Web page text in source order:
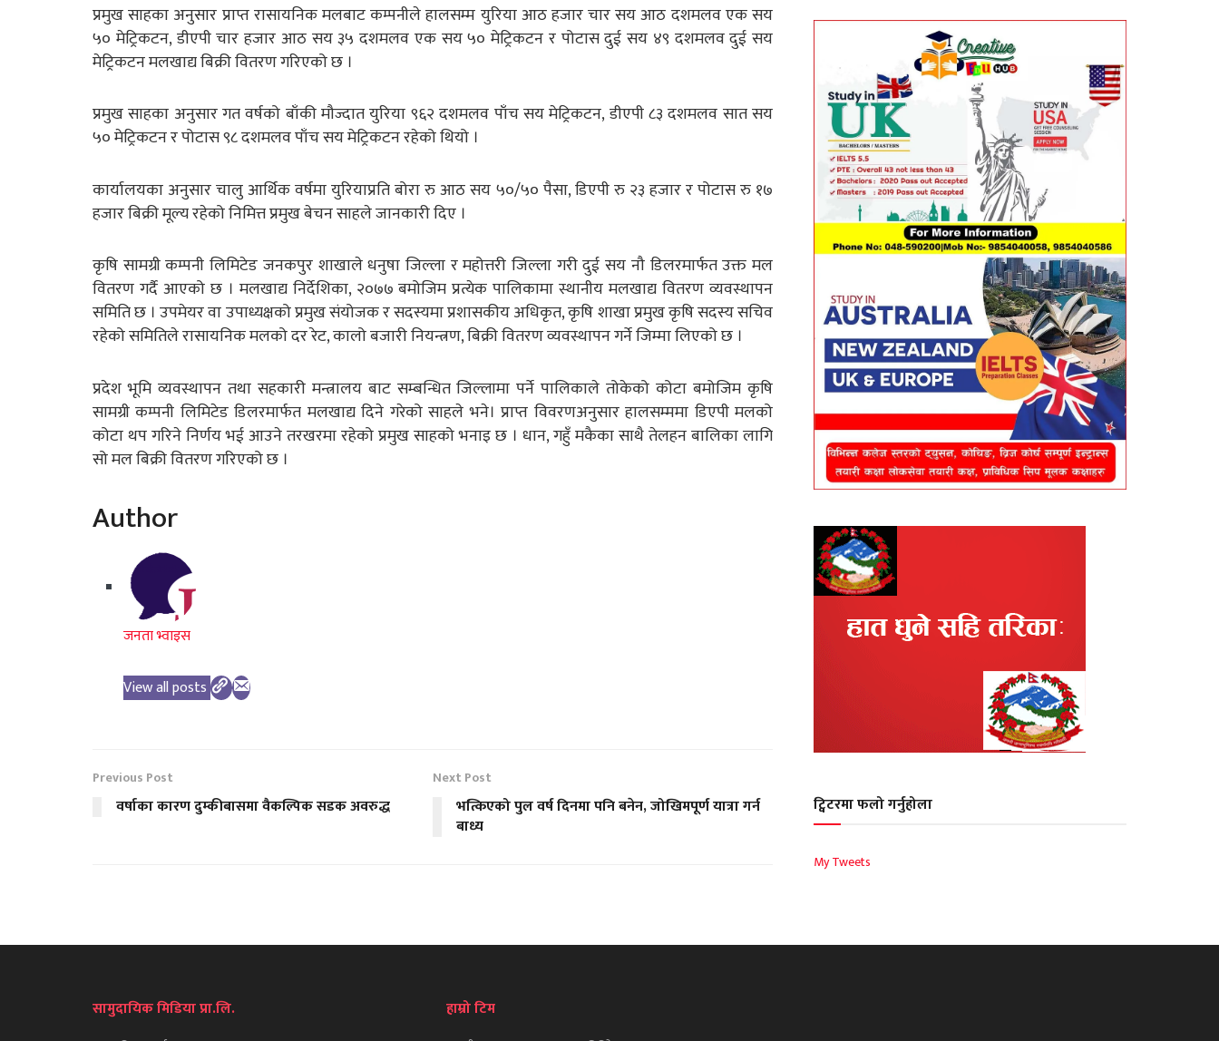
प्रमुख साहका अनुसार प्राप्त रासायनिक मलबाट कम्पनीले हालसम्म युरिया आठ हजार चार सय आठ दशमलव एक सय
५० मेट्रिकटन, डीएपी चार हजार आठ सय ३५ दशमलव एक सय ५० मेट्रिकटन र पोटास दुई सय ४९ दशमलव दुई सय
मेट्रिकटन मलखाद्य बिक्री वितरण गरिएको छ ।
प्रमुख साहका अनुसार गत वर्षको बाँकी मौज्दात युरिया ९६२ दशमलव पाँच सय मेट्रिकटन, डीएपी ८३ दशमलव सात सय
५० मेट्रिकटन र पोटास ९८ दशमलव पाँच सय मेट्रिकटन रहेको थियो ।
कार्यालयका अनुसार चालु आर्थिक वर्षमा युरियाप्रति बोरा रु आठ सय ५०/५० पैसा, डिएपी रु २३ हजार र पोटास रु १७
हजार बिक्री मूल्य रहेको निमित्त प्रमुख बेचन साहले जानकारी दिए ।
कृषि सामग्री कम्पनी लिमिटेड जनकपुर शाखाले धनुषा जिल्ला र महोत्तरी जिल्ला गरी दुई सय नौ डिलरमार्फत उक्त मल
वितरण गर्दै आएको छ । मलखाद्य निर्देशिका, २०७७ बमोजिम प्रत्येक पालिकामा स्थानीय मलखाद्य वितरण व्यवस्थापन
समिति छ । उपमेयर वा उपाध्यक्षको प्रमुख संयोजक र सदस्यमा प्रशासकीय अधिकृत, कृषि शाखा प्रमुख कृषि सदस्य सचिव
रहेको समितिले रासायनिक मलको दर रेट, कालो बजारी नियन्त्रण, बिक्री वितरण व्यवस्थापन गर्ने जिम्मा लिएको छ ।
प्रदेश भूमि व्यवस्थापन तथा सहकारी मन्त्रालय बाट सम्बन्धित जिल्लामा पर्ने पालिकाले तोकेको कोटा बमोजिम कृषि
सामग्री कम्पनी लिमिटेड डिलरमार्फत मलखाद्य दिने गरेको साहले भने। प्राप्त विवरणअनुसार हालसम्ममा डिएपी मलको
कोटा थप गरिने निर्णय भई आउने तरखरमा रहेको प्रमुख साहको भनाइ छ । धान, गहुँ मकैका साथै तेलहन बालिका लागि
सो मल बिक्री वितरण गरिएको छ ।
Author
जनता भ्वाइस
View all posts
Previous Post
वर्षाका कारण दुम्कीबासमा वैकल्पिक सडक अवरुद्ध
Next Post
भत्किएको पुल वर्ष दिनमा पनि बनेन, जोखिमपूर्ण यात्रा गर्न
बाध्य
ट्विटरमा फलो गर्नुहोला
My Tweets
सामुदायिक मिडिया प्रा.लि. हाम्रो टिम